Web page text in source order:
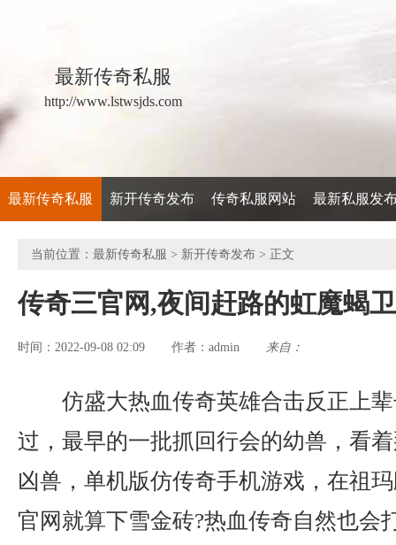
最新传奇私服
http://www.lstwsjds.com
最新传奇私服 新开传奇发布 传奇私服网站 最新私服发
当前位置： 最新传奇私服 > 新开传奇发布 > 正文
传奇三官网,夜间赶路的虹魔蝎
时间：2022-09-08 02:09 作者： admin 来自：
仿盛大热血传奇英雄合击反正上
过，最早的一批抓回行会的幼兽，看
凶兽，单机版仿传奇手机游戏，在祖
官网就算下雪金砖?热血传奇自然也会